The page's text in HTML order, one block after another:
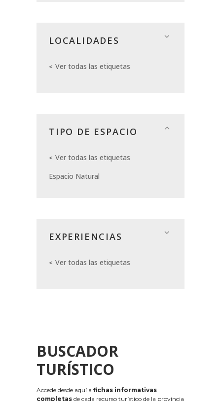
LOCALIDADES
Ver todas las etiquetas
TIPO DE ESPACIO
Ver todas las etiquetas
Espacio Natural
EXPERIENCIAS
Ver todas las etiquetas
BUSCADOR
TURÍSTICO
Accede desde aquí a fichas informativas
completas de cada recurso turístico de la provincia